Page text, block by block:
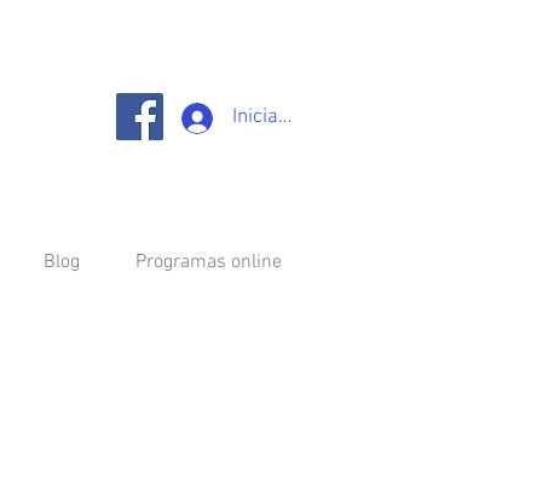
Iniciar sesión
Blog Programas online